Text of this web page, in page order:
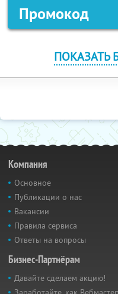
Промокод
ПОКАЗАТЬ
Компания
Основное
Публикации о нас
Вакансии
Правила сервиса
Ответы на вопросы
Бизнес-Партнёрам
Давайте сделаем акцию!